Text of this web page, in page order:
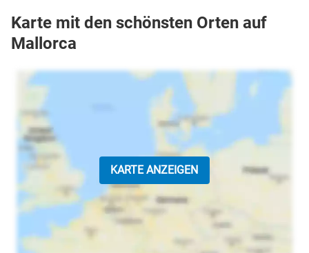
Karte mit den schönsten Orten auf
Mallorca
KARTE ANZEIGEN